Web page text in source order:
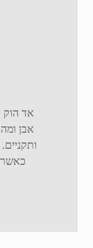
אד הוק
אבן
כאשר